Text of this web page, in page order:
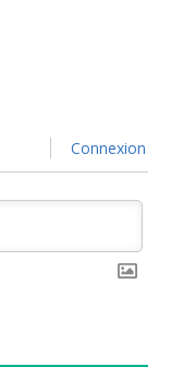
Connexion